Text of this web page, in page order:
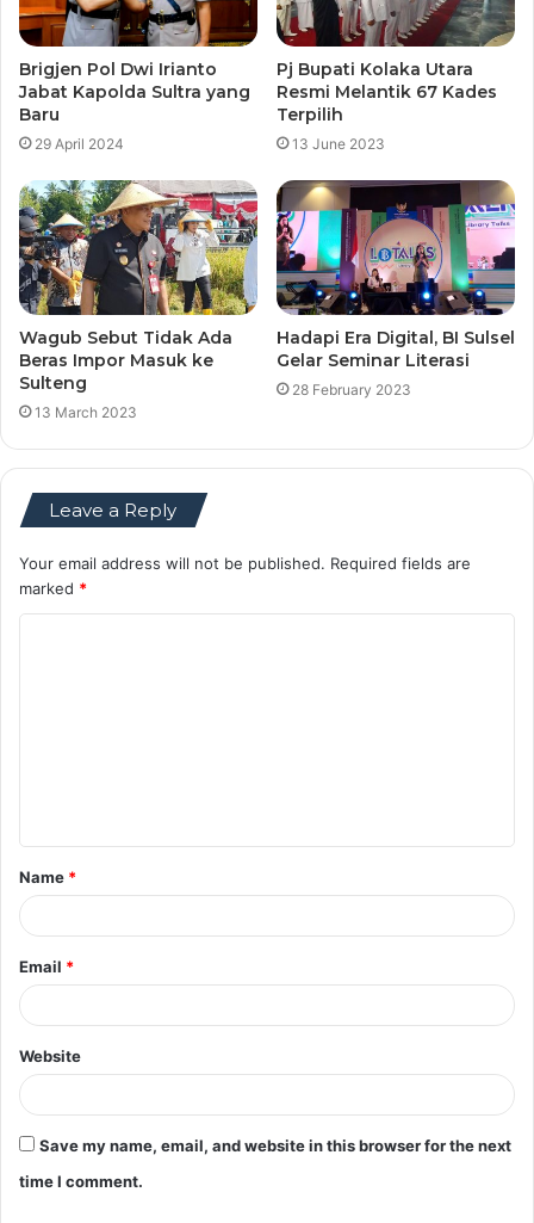
Brigjen Pol Dwi Irianto
Jabat Kapolda Sultra yang
Baru
29 April 2024
Pj Bupati Kolaka Utara
Resmi Melantik 67 Kades
Terpilih
13 June 2023
Wagub Sebut Tidak Ada
Beras Impor Masuk ke
Sulteng
13 March 2023
Hadapi Era Digital, BI Sulsel
Gelar Seminar Literasi
28 February 2023
Leave a Reply
Your email address will not be published. Required fields are
marked *
t
*
Name *
Email *
Website
Save my name, email, and website in this browser for the next
time I comment.